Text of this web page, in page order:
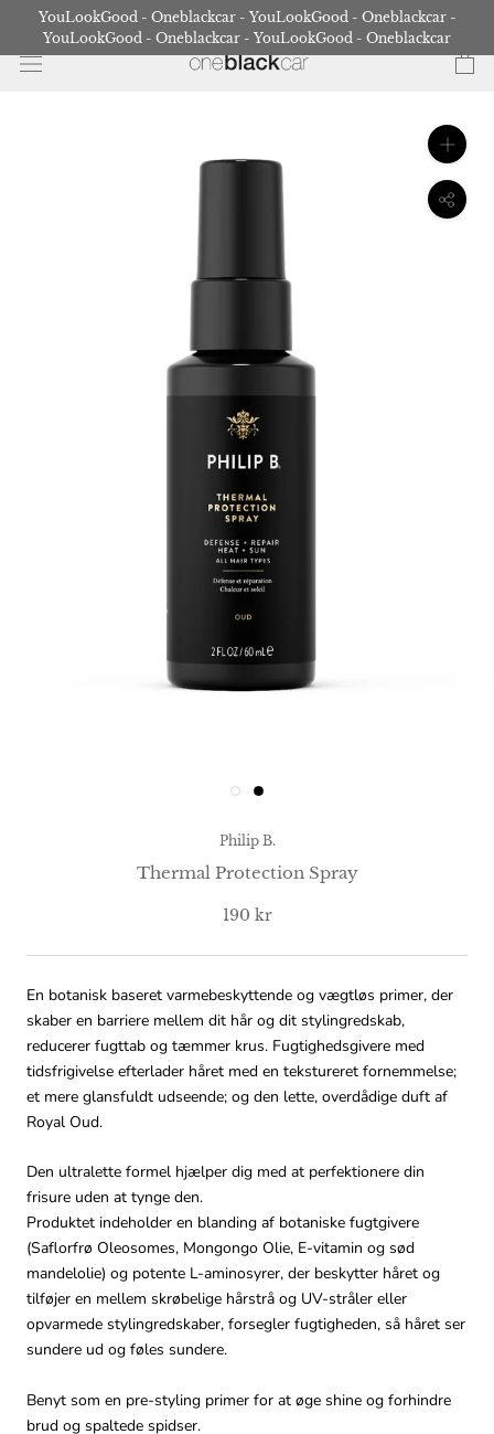
indhold
YouLookGood - Oneblackcar - YouLookGood - Oneblackcar -
YouLookGood - Oneblackcar - YouLookGood - Oneblackcar
Philip B.
Thermal Protection Spray
190 kr
En botanisk baseret varmebeskyttende og vægtløs primer, der
skaber en barriere mellem dit hår og dit stylingredskab,
reducerer fugttab og tæmmer krus. Fugtighedsgivere med
tidsfrigivelse efterlader håret med en tekstureret fornemmelse;
et mere glansfuldt udseende; og den lette, overdådige duft af
Royal Oud.
Den ultralette formel hjælper dig med at perfektionere din
frisure uden at tynge den.
Produktet indeholder en blanding af botaniske fugtgivere
(Saflorfrø Oleosomes, Mongongo Olie, E-vitamin og sød
mandelolie) og potente L-aminosyrer, der beskytter håret og
tilføjer en mellem skrøbelige hårstrå og UV-stråler eller
opvarmede stylingredskaber, forsegler fugtigheden, så håret ser
sundere ud og føles sundere.
Benyt som en pre-styling primer for at øge shine og forhindre
brud og spaltede spidser.